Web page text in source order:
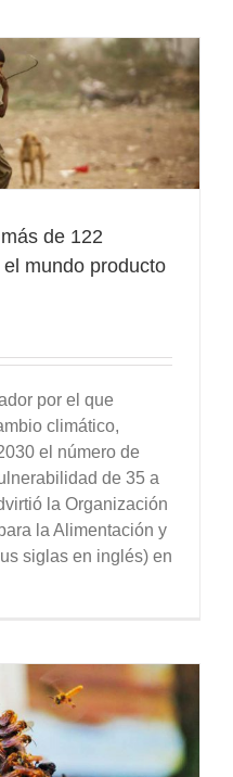
de 122
mundo producto
por el que
climático,
el número de
de 35 a
la Organización
la Alimentación y
siglas en inglés) en